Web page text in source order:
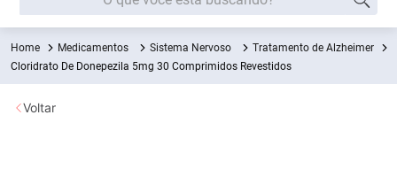
Medicamentos Sistema Nervoso
Tratamento de Alzheimer
Cloridrato De Donepezila 5mg 30 Comprimidos Revestidos
Voltar
Termos mais buscados
1º Fralda
2